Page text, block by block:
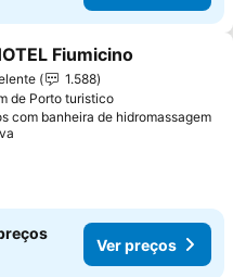
aos favoritos
Fiumicino
1.588
de Porto turistico
com banheira de hidromassagem
Ver preços